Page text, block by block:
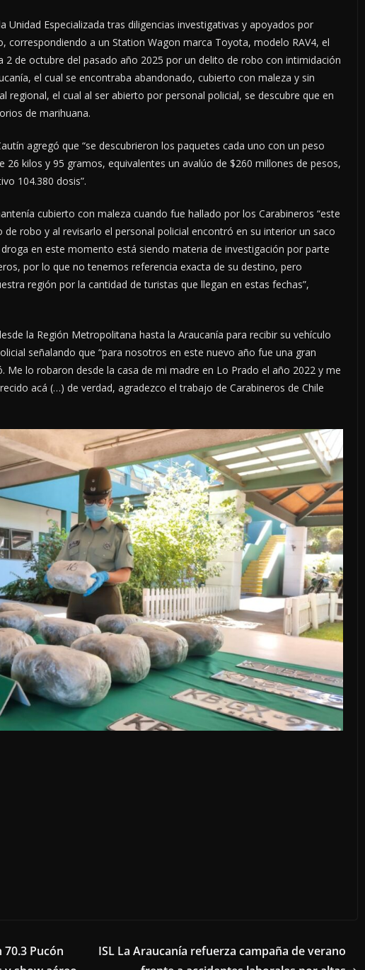
Unidad Especializada tras diligencias investigativas y apoyados por
correspondiendo a un Station Wagon marca Toyota, modelo RAV4, el
2 de octubre del pasado año 2025 por un delito de robo con intimidación
el cual se encontraba abandonado, cubierto con maleza y sin
regional, el cual al ser abierto por personal policial, se descubre que en
de marihuana.
agregó que “se descubrieron los paquetes cada uno con un peso
kilos y 95 gramos, equivalentes un avalúo de $260 millones de pesos,
104.380 dosis”.
cubierto con maleza cuando fue hallado por los Carabineros “este
robo y al revisarlo el personal policial encontró en su interior un saco
en este momento está siendo materia de investigación por parte
por lo que no tenemos referencia exacta de su destino, pero
región por la cantidad de turistas que llegan en estas fechas”,
la Región Metropolitana hasta la Araucanía para recibir su vehículo
señalando que “para nosotros en este nuevo año fue una gran
Me lo robaron desde la casa de mi madre en Lo Prado el año 2022 y me
acá (…) de verdad, agradezco el trabajo de Carabineros de Chile
Pucón
ISL La Araucanía refuerza campaña de verano